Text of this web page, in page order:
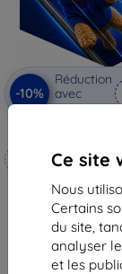
Ce site
Nous
Certains
du site,
analyser
et les
-10%
Réduction
avec
coupon
Fabriqué sur
20,90 €
18,82
En stock 4